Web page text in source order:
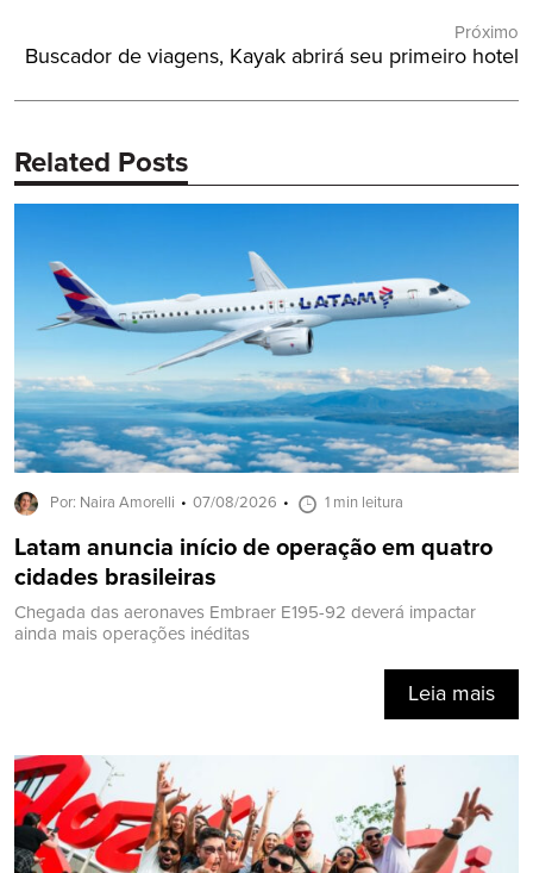
Próximo
Próximo
Buscador de viagens, Kayak abrirá seu primeiro hotel
Related Posts
Por: Naira Amorelli 07/08/2026 1 min leitura
Latam anuncia início de operação em quatro
cidades brasileiras
Chegada das aeronaves Embraer E195-92 deverá impactar
ainda mais operações inéditas
Leia mais